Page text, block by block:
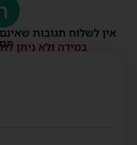
אין לשלוח תגובות
במידה ולא ניתן